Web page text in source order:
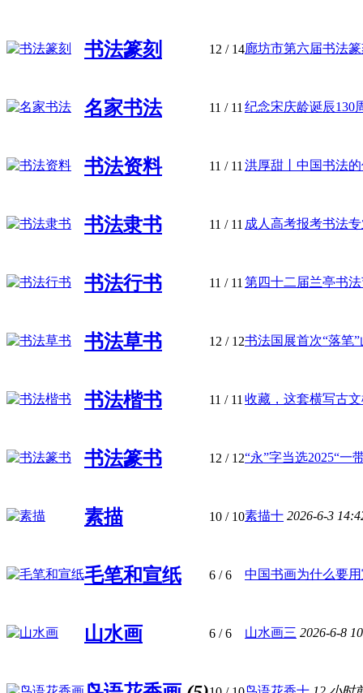
书法篆刻 12 / 14廊坊市第六届书法
名家书法 11 / 11 纪念宋庆龄诞辰130
书法资料 11 / 11 洪厚甜丨中国书法
书法隶书 11 / 11 成人高考报考书法
‌书法行书 11 / 11 第四十二届兰亭书
书法草书 12 / 12书法国展首次“落笔
书法楷书 11 / 11 收藏，这套横写古
书法篆书 12 / 12“永”字当选2025“一
素描 10 / 10素描十 2026-6-3
毛笔和宣纸 6 / 6 中国书画为什么要
山水画 6 / 6 山水画三 2026-6-8